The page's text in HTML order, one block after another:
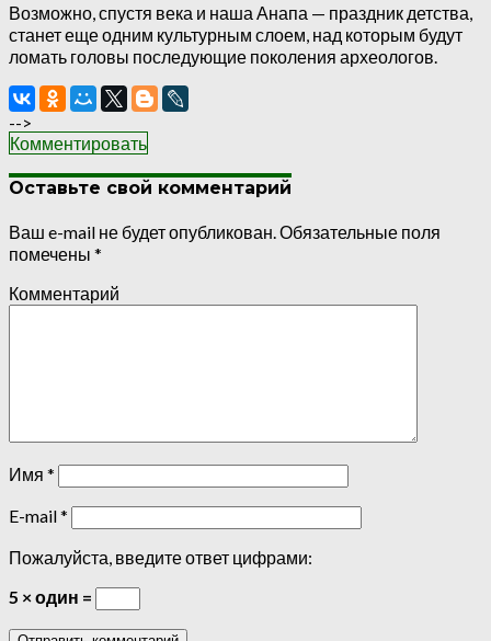
Возможно, спустя века и наша Анапа — праздник детства,
станет еще одним культурным слоем, над которым будут
ломать головы последующие поколения археологов.
-->
Комментировать
Оставьте свой комментарий
Ваш e-mail не будет опубликован.Обязательные поля
помечены *
Комментарий
Имя *
E-mail*
Пожалуйста, введите ответ цифрами:
5 × один =